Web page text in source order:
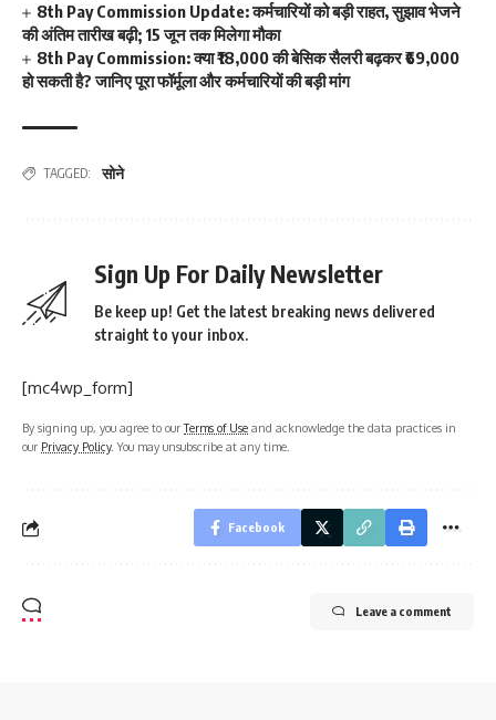
8th Pay Commission Update: कर्मचारियों को बड़ी राहत, सुझाव भेजने
की अंतिम तारीख बढ़ी; 15 जून तक मिलेगा मौका
8th Pay Commission: क्या ₹18,000 की बेसिक सैलरी बढ़कर ₹69,000
हो सकती है? जानिए पूरा फॉर्मूला और कर्मचारियों की बड़ी मांग
TAGGED: सोने
Sign Up For Daily Newsletter
Be keep up! Get the latest breaking news delivered
straight to your inbox.
[mc4wp_form]
By signing up, you agree to ourTerms of Use and acknowledge the data practices in
our Privacy Policy. You may unsubscribe at any time.
Facebook
Leave a comment